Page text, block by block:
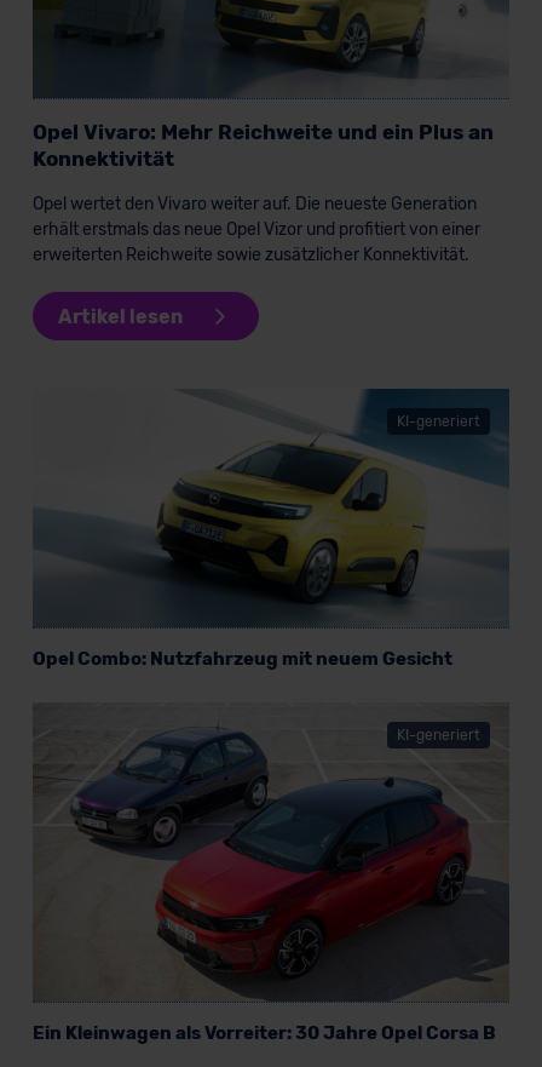
unserem Datenschutzbeauftragten unter
datenschutz@meinauto.de anfordern.
Datenschutzerklärung| Impressum
Opel Vivaro: Mehr Reichweite und ein Plus an
Konnektivität
Opel wertet den Vivaro weiter auf. Die neueste Generation
erhält erstmals das neue Opel Vizor und profitiert von einer
erweiterten Reichweite sowie zusätzlicher Konnektivität.
Artikel lesen
KI-generiert
Opel Combo: Nutzfahrzeug mit neuem Gesicht
KI-generiert
Ein Kleinwagen als Vorreiter: 30 Jahre Opel Corsa B